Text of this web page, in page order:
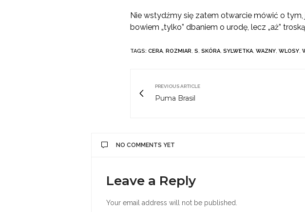
Nie wstydźmy się zatem otwarcie mówić o
bowiem „tylko” dbaniem o urodę, lecz „aż”
TAGS: CERA, ROZMIAR, S, SKÓRA, SYLWETKA, WAZNY, WLOSY,
PREVIOUS ARTICLE
Puma Brasil
NO COMMENTS YET
Leave a Reply
Your email address will not be published.